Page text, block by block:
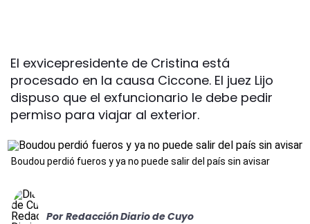
El exvicepresidente de Cristina está
procesado en la causa Ciccone. El juez Lijo
dispuso que el exfuncionario le debe pedir
permiso para viajar al exterior.
Boudou perdió fueros y ya no puede salir del país sin avisar
Por Redacción Diario de Cuyo